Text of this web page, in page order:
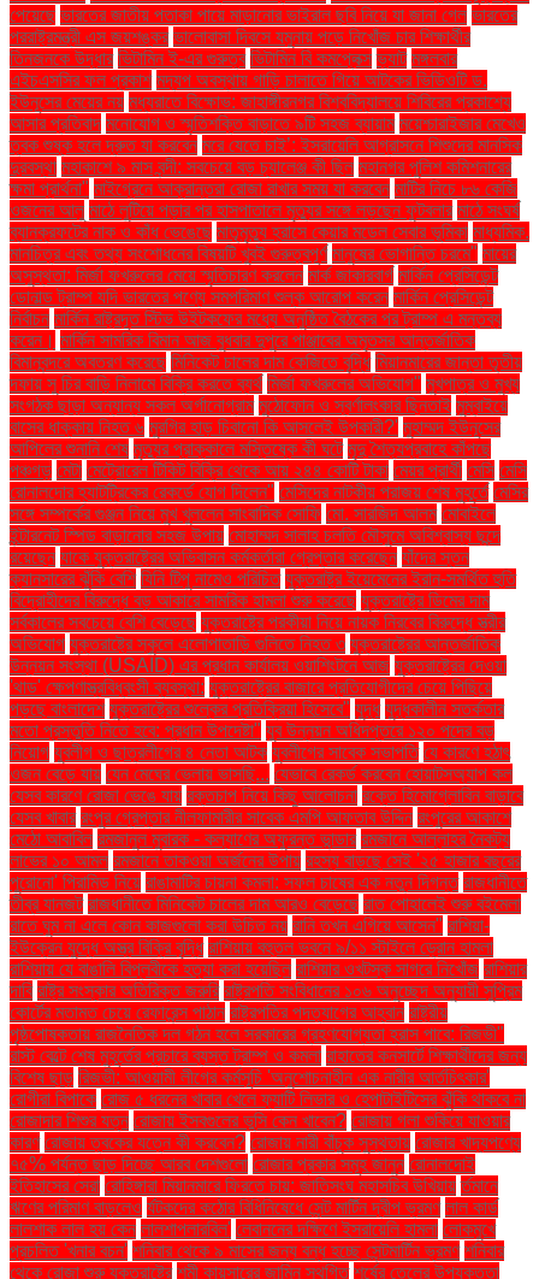
পেয়েছে ভারতের জাতীয় পতাকা পায়ে মাড়ানোর ভাইরাল ছবি নিয়ে যা জানা গেল ভারতের
পররাষ্ট্রমন্ত্রী এস জয়শঙ্কর ভালোবাসা দিবসে যমুনায় পড়ে নিখোঁজ চার শিক্ষার্থীর
তিনজনকে উদ্ধার ভিটামিন ই-এর গুরুত্ব ভিটামিন বি কমপ্লেক্স ভ্যাট মঙ্গলবার
এইচএসসির ফল প্রকাশ মদ্যপ অবস্থায় গাড়ি চালাতে গিয়ে আটকের ভিডিওটি ড.
ইউনূসের মেয়ের নয় মধ্যরাতে বিক্ষোভ: জাহাঙ্গীরনগর বিশ্ববিদ্যালয়ে শিবিরের প্রকাশ্যে
আসার প্রতিবাদ মনোযোগ ও স্মৃতিশক্তি বাড়াতে ৯টি সহজ ব্যায়াম ময়েশ্চারাইজার মেখেও
ত্বক শুষ্ক হলে দ্রুত যা করবেন মরে যেতে চাই’: ইসরায়েলি আগ্রাসনে শিশুদের মানসিক
দুরবস্থা মহাকাশে ৯ মাস বন্দী: সবচেয়ে বড় চ্যালেঞ্জ কী ছিল মহানগর পুলিশ কমিশনারের
ক্ষমা প্রার্থনা" মাইগ্রেনে আক্রান্তরা রোজা রাখার সময় যা করবেন মাটির নিচে ৮৬ কেজি
ওজনের আলু মাঠে লুটিয়ে পড়ার পর হাসপাতালে মৃত্যুর সঙ্গে লড়ছেন ফুটবলার মাঠে সংঘর্ষ
ব্যানক্রফটের নাক ও কাঁধ ভেঙেছে মাতৃমৃত্যু হ্রাসে কেয়ার মডেল সেবার ভূমিকা মাধ্যমিক.
মানচিত্র এবং তথ্য সংশোধনের বিষয়টি খুবই গুরুত্বপূর্ণ মানুষের ভোগান্তি চরমে" মায়ের
অসুস্থতা: মির্জা ফখরুলের মেয়ে স্মৃতিচারণ করলেন মার্ক জাকারবার্গ মার্কিন প্রেসিডেন্ট
ডোনাল্ড ট্রাম্প যদি ভারতের পণ্যে সমপরিমাণ শুল্ক আরোপ করেন মার্কিন প্রেসিডেন্ট
নির্বাচন মার্কিন রাষ্ট্রদূত স্টিভ উইটকফের মধ্যে অনুষ্ঠিত বৈঠকের পর ট্রাম্প এ মন্তব্য
করেন। মার্কিন সামরিক বিমান আজ বুধবার দুপুরে পাঞ্জাবের অমৃতসর আন্তর্জাতিক
বিমানবন্দরে অবতরণ করেছে মিনিকেট চালের দাম কেজিতে বৃদ্ধি মিয়ানমারের জান্তা তৃতীয়
দফায় সু চির বাড়ি নিলামে বিক্রি করতে ব্যর্থ মির্জা ফখরুলের অভিযোগ" মুখপাত্র ও মুখ্য
সংগঠক ছাড়া অন্যান্য সকল অর্গানোগ্রাম মুঠোফোন ও স্বর্ণালংকার ছিনতাই মুম্বাইয়ে
বাসের ধাক্কায় নিহত ৬ মুরগির হাড় চিবানো কি আসলেই উপকারী?' মুহাম্মদ ইউনূসের
আপিলের শুনানি শেষ মৃত্যুর প্রাক্কালে মস্তিষ্কে কী ঘটে মৃদু শৈত্যপ্রবাহে কাঁপছে
পঞ্চগড় মেটা মেট্রোরেল টিকিট বিক্রি থেকে আয় ২৪৪ কোটি টাকা মেয়র প্রার্থী মেসি মেসি
রোনালদোর হ্যাটট্রিকের রেকর্ডে যোগ দিলেন" মেসিদের নাটকীয় পরাজয় শেষ মুহূর্তে মেসির
সঙ্গে সম্পর্কের গুঞ্জন নিয়ে মুখ খুললেন সাংবাদিক সোফি মো. সারজিদ আলম মোবাইলে
ইন্টারনেট স্পিড বাড়ানোর সহজ উপায় মোহাম্মদ সালাহ চলতি মৌসুমে অবিশ্বাস্য ছন্দে
রয়েছেন যাকে যুক্তরাষ্ট্রের অভিবাসন কর্মকর্তারা গ্রেপ্তার করেছেন যাঁদের স্তন
ক্যানসারের ঝুঁকি বেশি যিনি টিপু নামেও পরিচিত যুক্তরাষ্ট্র ইয়েমেনের ইরান-সমর্থিত হুতি
বিদ্রোহীদের বিরুদ্ধে বড় আকারে সামরিক হামলা শুরু করেছে যুক্তরাষ্ট্রে ডিমের দাম
সর্বকালের সবচেয়ে বেশি বেড়েছে যুক্তরাষ্ট্রে পরকীয়া নিয়ে নায়ক নিরবের বিরুদ্ধে স্ত্রীর
অভিযোগ যুক্তরাষ্ট্রে স্কুলে এলোপাতাড়ি গুলিতে নিহত ৩ যুক্তরাষ্ট্রের আন্তর্জাতিক
উন্নয়ন সংস্থা (USAID) এর প্রধান কার্যালয় ওয়াশিংটনে আজ যুক্তরাষ্ট্রের দেওয়া
'থাড' ক্ষেপণাস্ত্রবিধ্বংসী ব্যবস্থা: যুক্তরাষ্ট্রের বাজারে প্রতিযোগীদের চেয়ে পিছিয়ে
পড়ছে বাংলাদেশ যুক্তরাষ্ট্রের শুল্কের প্রতিক্রিয়া হিসেবে" যুদ্ধ যুদ্ধকালীন সতর্কতার
মতো প্রস্তুতি নিতে হবে: প্রধান উপদেষ্টা" যুব উন্নয়ন অধিদপ্তরে ১২০ পদের বড়
নিয়োগ যুবলীগ ও ছাত্রলীগের ৪ নেতা আটক যুবলীগের সাবেক সভাপতি যে কারণে হঠাৎ
ওজন বেড়ে যায় যেন মেঘের ভেলায় ভাসছি... যেভাবে রেকর্ড করবেন হোয়াটসঅ্যাপ কল
যেসব কারণে রোজা ভেঙে যায় রক্তচাপ নিয়ে কিছু আলোচনা রক্তে হিমোগ্লোবিন বাড়াবে
যেসব খাবার রংপুর গ্রেপ্তার নীলফামারীর সাবেক এমপি আফতাব উদ্দিন রংপুরের আকাশে
মেঠো আবাবিল রমজানুল মুবারক - কল্যাণের অফুরন্ত ভান্ডার রমজানে আল্লাহর নৈকট্য
লাভের ১০ আমল রমজানে তাকওয়া অর্জনের উপায় রহস্য বাড়ছে সেই '২৫ হাজার বছরের
পুরোনো' পিরামিড নিয়ে রাঙামাটির চায়না কমলা: সফল চাষের এক নতুন দিগন্ত রাজধানীতে
তীব্র যানজট রাজধানীতে মিনিকেট চালের দাম আরও বেড়েছে রাত পোহালেই শুরু বইমেলা
রাতে ঘুম না এলে কোন কাজগুলো করা উচিত নয় রানি তখন এগিয়ে আসেন" রাশিয়া-
ইউক্রেন যুদ্ধে অস্ত্র বিক্রি বৃদ্ধি রাশিয়ায় বহুতল ভবনে ৯/১১ স্টাইলে ড্রোন হামলা
রাশিয়ায় যে বাঙালি বিপ্লবীকে হত্যা করা হয়েছিল রাশিয়ার ওখটস্ক সাগরে নিখোঁজ রাশিয়ার
দাবি রাষ্ট্র সংস্কার অতিরিক্ত জরুরি রাষ্ট্রপতি সংবিধানের ১০৬ অনুচ্ছেদ অনুযায়ী সুপ্রিম
কোর্টের মতামত চেয়ে রেফারেন্স পাঠান রাষ্ট্রপতির পদত্যাগের আহ্বান রাষ্ট্রীয়
পৃষ্ঠপোষকতায় রাজনৈতিক দল গঠন হলে সরকারের গ্রহণযোগ্যতা হ্রাস পাবে: রিজভী"
রাস্ট বেল্টে শেষ মুহূর্তের প্রচারে ব্যস্ত ট্রাম্প ও কমলা রাহাতের কনসার্টে শিক্ষার্থীদের জন্য
বিশেষ ছাড় রিজভী: আওয়ামী লীগের কর্মসূচি 'অনুশোচনাহীন এক নারীর আর্তচিৎকার'
রোগীরা বিপাকে রোজ ৫ ধরনের খাবার খেলে ফ্যাটি লিভার ও হেপাটাইটিসের ঝুঁকি থাকবে না
রোজাদার শিশুর যত্ন রোজায় ইসবগুলের ভুসি কেন খাবেন? রোজায় গলা শুকিয়ে যাওয়ার
কারণ রোজায় ত্বকের যত্নে কী করবেন? রোজায় নারী বাঁচুক সুস্থতায় রোজার খাদ্যপণ্যে
৭৫% পর্যন্ত ছাড় দিচ্ছে আরব দেশগুলো রোজার প্রকার সমূহ জানুন রোনালদোই
ইতিহাসের সেরা রোহিঙ্গারা মিয়ানমারে ফিরতে চায়: জাতিসংঘ মহাসচিব উখিয়ায় র্তমানে
ঋণের পরিমাণ বাড়লেও র্যটকদের কঠোর বিধিনিষেধে সেন্ট মার্টিন দ্বীপ ভ্রমণ লাল কার্ড
লালশাক লাল হয় কেন লালশাপলারবিল' লেবাননের দক্ষিণে ইসরায়েলি হামলা লোকমুখে
প্রচলিত 'খনার বচন' শনিবার থেকে ৯ মাসের জন্য বন্ধ হচ্ছে সেন্টমার্টিন ভ্রমণ শনিবার
থেকে রোজা শুরু যুক্তরাষ্ট্রে শমী কায়সারের জামিন স্থগিত শর্ষের তেলের উপযুক্ততা